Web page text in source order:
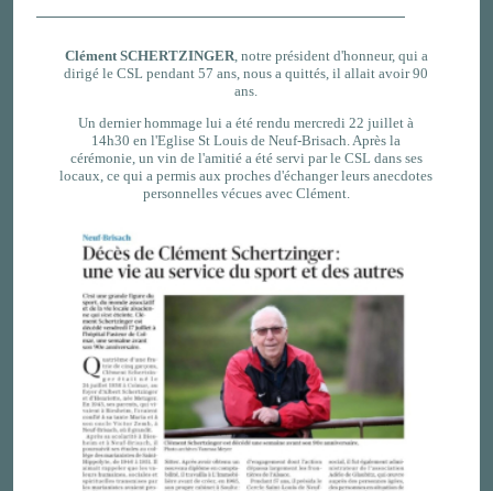
Clément SCHERTZINGER , notre président d'honneur, qui a
dirigé le CSL pendant 57 ans, nous a quittés, il allait avoir 90
ans.
Un dernier hommage lui a été rendu mercredi 22 juillet à
14h30 en l'Eglise St Louis de Neuf-Brisach. Après la
cérémonie, un vin de l'amitié a été servi par le CSL dans ses
locaux, ce qui a permis aux proches d'échanger leurs anecdotes
personnelles vécues avec Clément.